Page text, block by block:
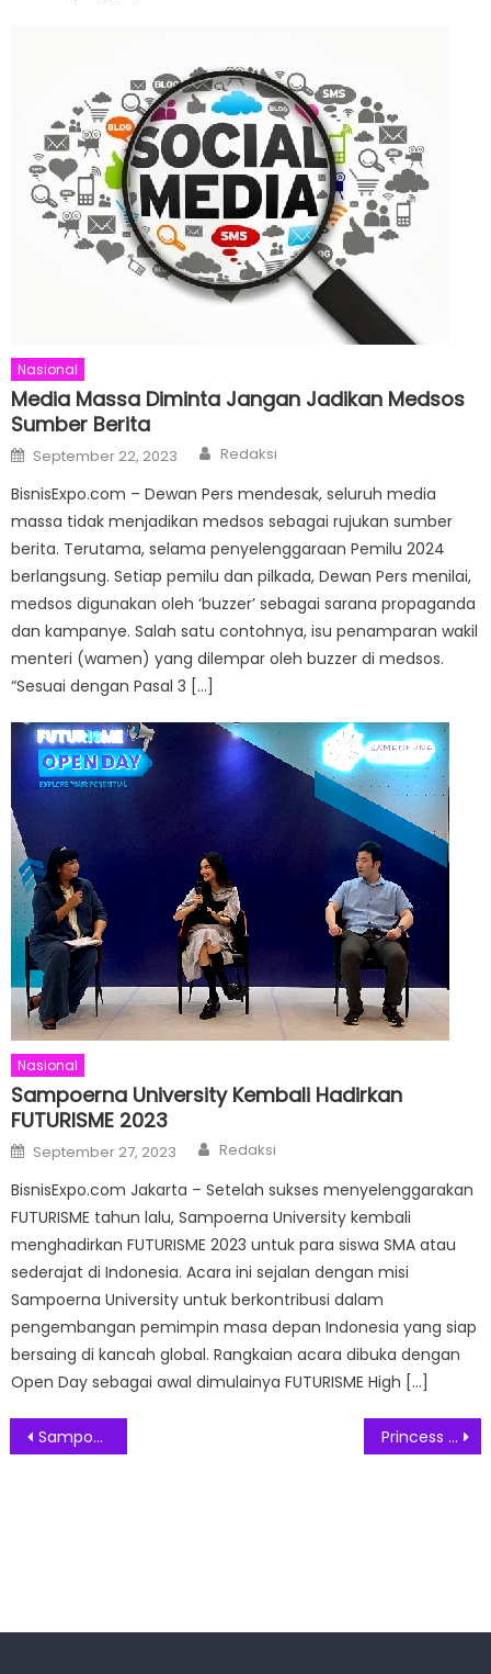
Nasional
Media Massa Diminta Jangan Jadikan Medsos
Sumber Berita
Posted
on
September 22, 2023 Author
Redaksi
BisnisExpo.com – Dewan Pers mendesak, seluruh media
massa tidak menjadikan medsos sebagai rujukan sumber
berita. Terutama, selama penyelenggaraan Pemilu 2024
berlangsung. Setiap pemilu dan pilkada, Dewan Pers menilai,
medsos digunakan oleh ‘buzzer’ sebagai sarana propaganda
dan kampanye. Salah satu contohnya, isu penamparan wakil
menteri (wamen) yang dilempar oleh buzzer di medsos.
“Sesuai dengan Pasal 3 […]
Nasional
Sampoerna University Kembali Hadirkan
FUTURISME 2023
Posted
on
September 27, 2023 Author
Redaksi
BisnisExpo.com Jakarta – Setelah sukses menyelenggarakan
FUTURISME tahun lalu, Sampoerna University kembali
menghadirkan FUTURISME 2023 untuk para siswa SMA atau
sederajat di Indonesia. Acara ini sejalan dengan misi
Sampoerna University untuk berkontribusi dalam
pengembangan pemimpin masa depan Indonesia yang siap
bersaing di kancah global. Rangkaian acara dibuka dengan
Open Day sebagai awal dimulainya FUTURISME High […]
Post
Sampoerna University Bright Future Talks: Melahirkan Pendidik Berkualifikasi Internasional Princess Cheryl Halpern Launched Golden Rule Film